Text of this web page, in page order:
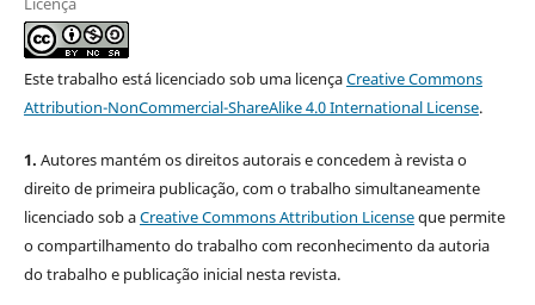
Este trabalho está licenciado sob uma licençaCreative Commons
Attribution-NonCommercial-ShareAlike 4.0 International License.
1. Autores mantém os direitos autorais e concedem à revista o
direito de primeira publicação, com o trabalho simultaneamente
licenciado sob aCreative Commons Attribution Licenseque permite
o compartilhamento do trabalho com reconhecimento da autoria
do trabalho e publicação inicial nesta revista.